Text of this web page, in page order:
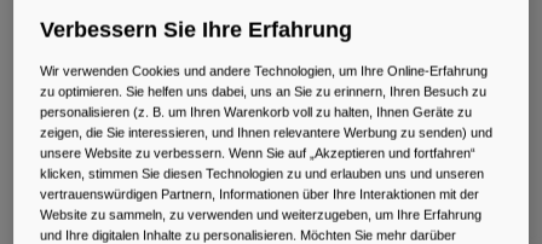
Becher & Travel Mugs
Gürtel & Hüfttaschen
Fahrradtaschen
Trinkblasen
Verbessern Sie Ihre Erfahrung
Wir verwenden Cookies und andere Technologien, um Ihre Online-Erfahrung
zu optimieren. Sie helfen uns dabei, uns an Sie zu erinnern, Ihren Besuch zu
personalisieren (z. B. um Ihren Warenkorb voll zu halten, Ihnen Geräte zu
zeigen, die Sie interessieren, und Ihnen relevantere Werbung zu senden) und
unsere Website zu verbessern. Wenn Sie auf „Akzeptieren und fortfahren“
klicken, stimmen Sie diesen Technologien zu und erlauben uns und unseren
vertrauenswürdigen Partnern, Informationen über Ihre Interaktionen mit der
Website zu sammeln, zu verwenden und weiterzugeben, um Ihre Erfahrung
und Ihre digitalen Inhalte zu personalisieren. Möchten Sie mehr darüber